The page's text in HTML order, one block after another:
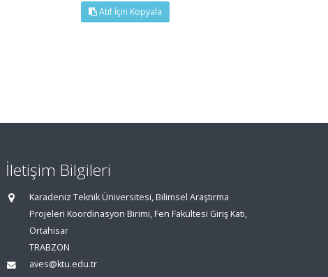
Atıf İçin Kopyala
İletişim Bilgileri
Karadeniz Teknik Üniversitesi, Bilimsel Araştırma
Projeleri Koordinasyon Birimi, Fen Fakültesi Giriş Katı,
Ortahisar
TRABZON
aves@ktu.edu.tr